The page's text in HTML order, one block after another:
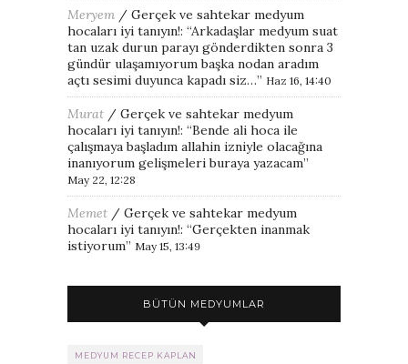
Meryem / Gerçek ve sahtekar medyum
hocaları iyi tanıyın!: “Arkadaşlar medyum suat
tan uzak durun parayı gönderdikten sonra 3
gündür ulaşamıyorum başka nodan aradım
açtı sesimi duyunca kapadı siz…” Haz 16, 14:40
Murat / Gerçek ve sahtekar medyum
hocaları iyi tanıyın!: “Bende ali hoca ile
çalışmaya başladım allahin izniyle olacağına
inanıyorum gelişmeleri buraya yazacam”
May 22, 12:28
Memet / Gerçek ve sahtekar medyum
hocaları iyi tanıyın!: “Gerçekten inanmak
istiyorum” May 15, 13:49
BÜTÜN MEDYUMLAR
MEDYUM RECEP KAPLAN